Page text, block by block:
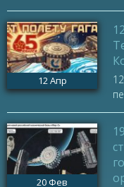
12Апр
20 Фев